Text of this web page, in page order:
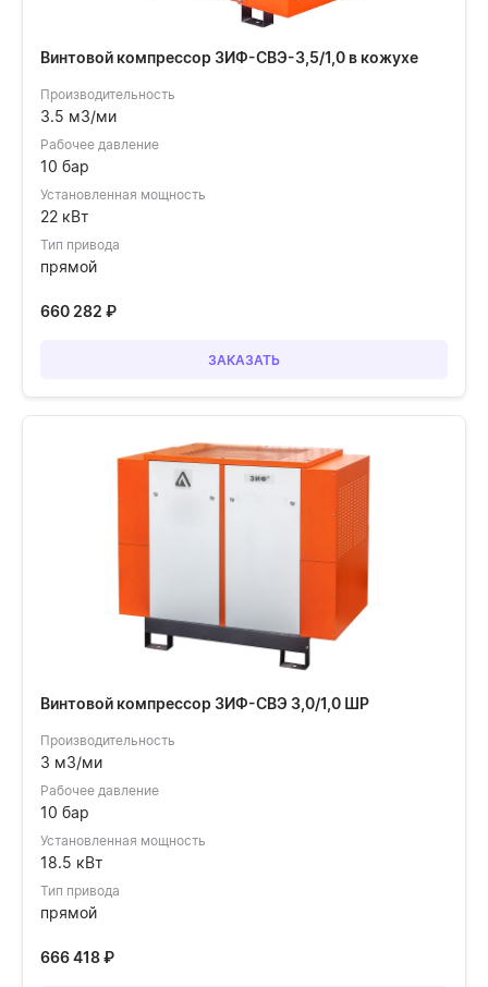
Винтовой компрессор ЗИФ-СВЭ-3,5/1,0 в кожухе
Производительность
3.5 м3/ми
Рабочее давление
10 бар
Установленная мощность
22 кВт
Тип привода
прямой
660 282 ₽
ЗАКАЗАТЬ
Винтовой компрессор ЗИФ-СВЭ 3,0/1,0 ШР
Производительность
3 м3/ми
Рабочее давление
10 бар
Установленная мощность
18.5 кВт
Тип привода
прямой
666 418₽